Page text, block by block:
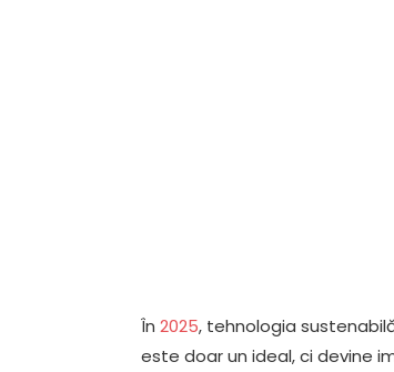
În2025, tehnologia
este doar un ideal, ci devine